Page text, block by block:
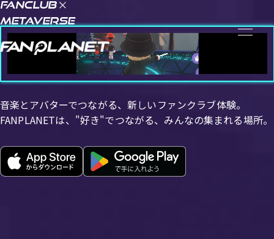
ニュース FAQヘルプ・お問い
合わせ
利用規約 推奨環境
FANCLUB
METAVERSE
音楽とアバターでつながる、新しいファンクラブ体験。
FANPLANETは、"好き"でつながる、みんなの集まれる場所。